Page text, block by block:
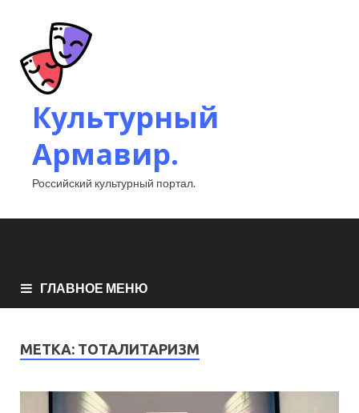
Культурный
Армавир.
Российский культурный портал.
ГЛАВНОЕ МЕНЮ
МЕТКА: ТОТАЛИТАРИЗМ